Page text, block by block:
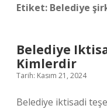
Etiket: Belediye
Belediye
Kimlerdir
Tarih: Kasım 21, 2024
Belediye iktisadi